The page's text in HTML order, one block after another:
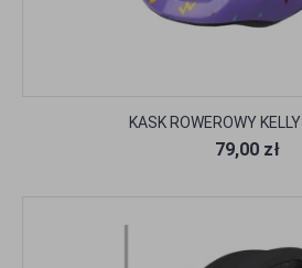
KASK ROWEROWY
79,00 zł